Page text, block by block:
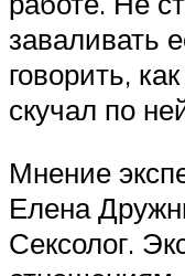
заваливать
говорить,
скучал по
Мнение
Елена
Сексолог.